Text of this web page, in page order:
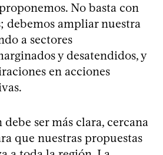
No basta con
debemos ampliar nuestra
a sectores
y desatendidos, y
en acciones
ser más clara, cercana
que nuestras propuestas